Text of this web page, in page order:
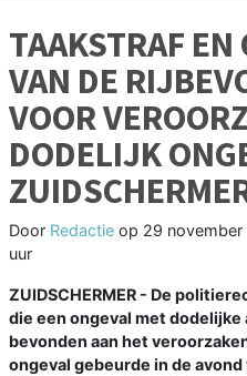
TAAKSTRAF EN
VAN DE
VOOR
DODELIJK
Door Redactie op 29
uur
ZUIDSCHERMER - De
die een ongeval met
bevonden aan het
ongeval gebeurde in de